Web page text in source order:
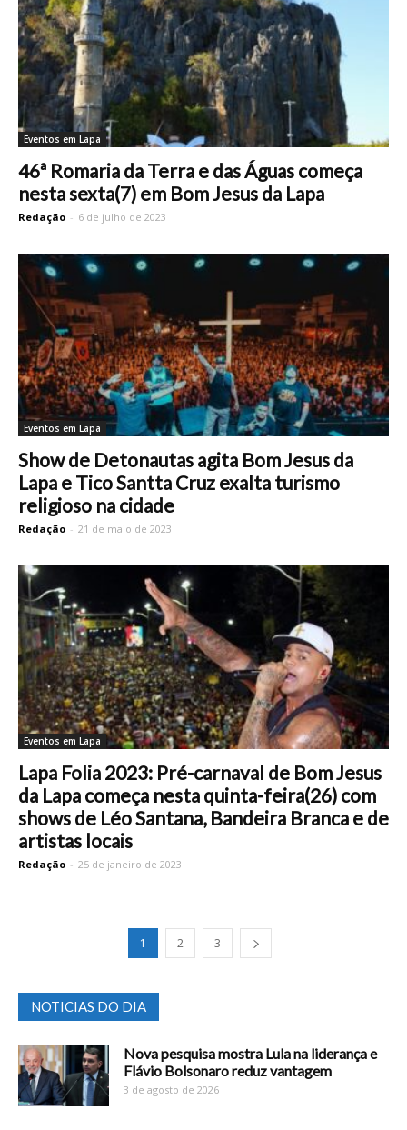
Eventos em Lapa
46ª Romaria da Terra e das Águas começa
nesta sexta(7) em Bom Jesus da Lapa
Redação - 6 de julho de 2023
Eventos em Lapa
Show de Detonautas agita Bom Jesus da
Lapa e Tico Santta Cruz exalta turismo
religioso na cidade
Redação - 21 de maio de 2023
Eventos em Lapa
Lapa Folia 2023: Pré-carnaval de Bom Jesus
da Lapa começa nesta quinta-feira(26) com
shows de Léo Santana, Bandeira Branca e de
artistas locais
Redação - 25 de janeiro de 2023
1 2 3
NOTICIAS DO DIA
Nova pesquisa mostra Lula na liderança e
Flávio Bolsonaro reduz vantagem
3 de agosto de 2026